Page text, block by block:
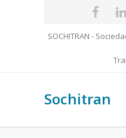
SOCHITRAN -
Sochitran